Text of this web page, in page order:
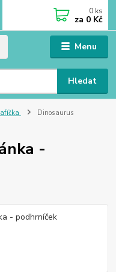
Menu
Hledat
0 ks
za 0 Kč
Dinosaurus
-